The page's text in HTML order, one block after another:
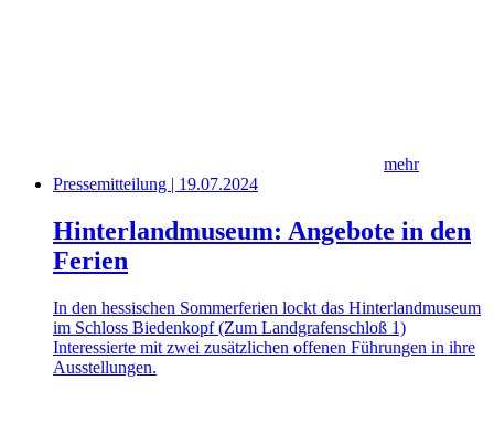
mehr
Pressemitteilung | 19.07.2024
Hinterlandmuseum: Angebote in den
Ferien
In den hessischen Sommerferien lockt das Hinterlandmuseum
im Schloss Biedenkopf (Zum Landgrafenschloß 1)
Interessierte mit zwei zusätzlichen offenen Führungen in ihre
Ausstellungen.